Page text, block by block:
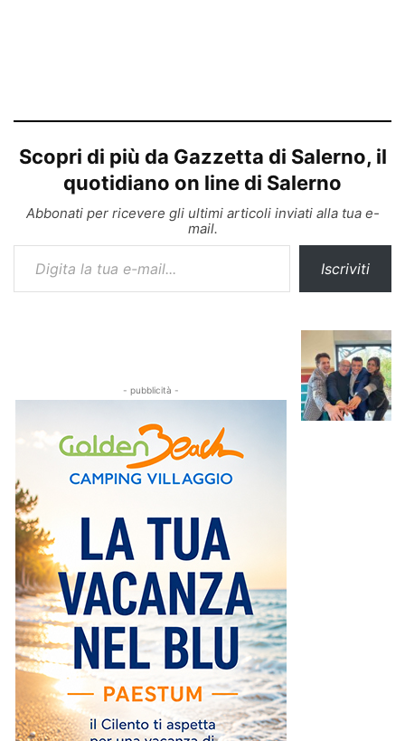
Scopri di più da Gazzetta di Salerno, il
quotidiano on line di Salerno
Abbonati per ricevere gli ultimi articoli inviati alla tua e-
mail.
Digita la tua e-mail...
Iscriviti
- pubblicità -